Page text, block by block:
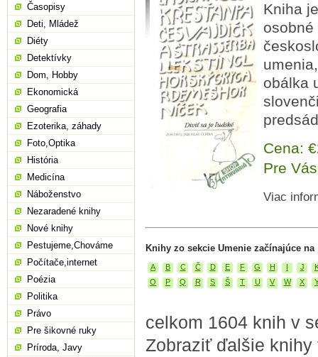
Kniha
obálka
Cena:
Pre
Viac
Knihy zo sekcie Umenie začínajúce na
A B C Č D E F G H I J
O
P Q R S Š T U V W X
celkom 1604 knih v
Zobraziť ďalšie
Časopisy
Deti, Mládež
Diéty
Detektívky
Dom, Hobby
Ekonomická
Geografia
Ezoterika, záhady
Foto,Optika
História
Medicína
Náboženstvo
Nezaradené knihy
Nové knihy
Pestujeme,Chováme
Počítače,internet
Poézia
Politika
Právo
Pre šikovné ruky
Príroda, Javy